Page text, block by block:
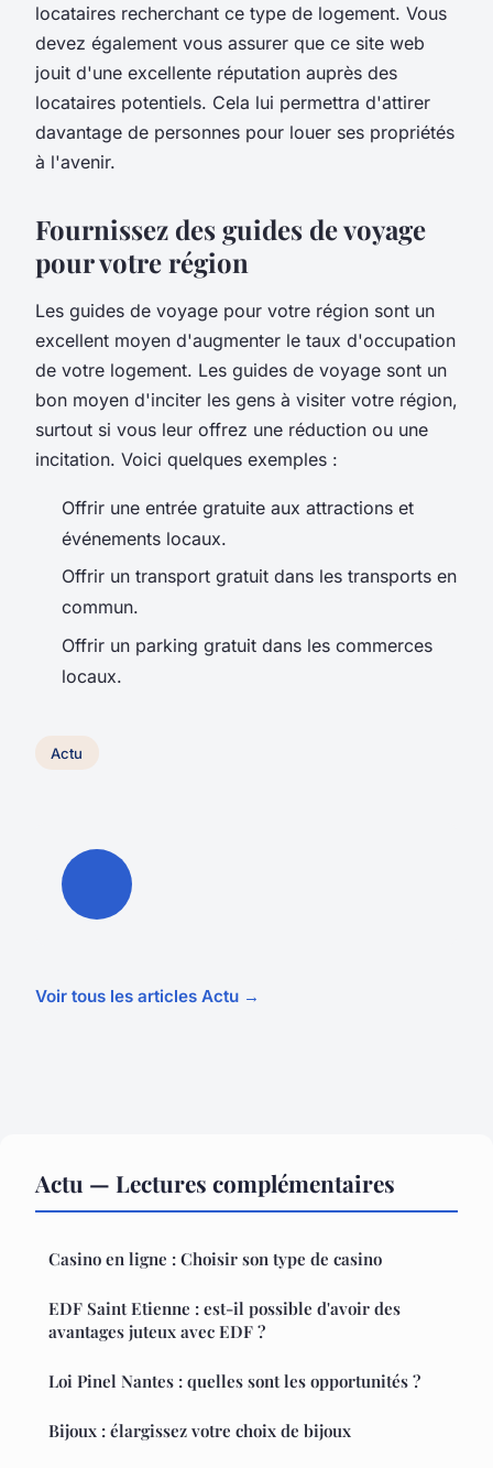
locataires recherchant ce type de logement. Vous
devez également vous assurer que ce site web
jouit d'une excellente réputation auprès des
locataires potentiels. Cela lui permettra d'attirer
davantage de personnes pour louer ses propriétés
à l'avenir.
Fournissez des guides de voyage
pour votre région
Les guides de voyage pour votre région sont un
excellent moyen d'augmenter le taux d'occupation
de votre logement. Les guides de voyage sont un
bon moyen d'inciter les gens à visiter votre région,
surtout si vous leur offrez une réduction ou une
incitation. Voici quelques exemples :
Offrir une entrée gratuite aux attractions et
événements locaux.
Offrir un transport gratuit dans les transports en
commun.
Offrir un parking gratuit dans les commerces
locaux.
Actu
Voir tous les articles Actu →
Actu — Lectures complémentaires
Casino en ligne : Choisir son type de casino
EDF Saint Etienne : est-il possible d'avoir des
avantages juteux avec EDF ?
Loi Pinel Nantes : quelles sont les opportunités ?
Bijoux : élargissez votre choix de bijoux